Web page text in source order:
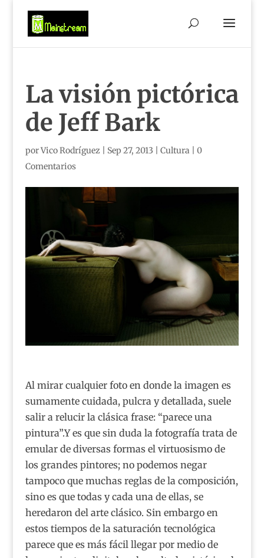
La visión pictórica
de Jeff Bark
porVico Rodríguez Sep 27, 2013 Cultura
0
Comentarios
Al mirar cualquier foto en donde la imagen es
sumamente cuidada, pulcra y detallada, suele
salir a relucir la clásica frase: “parece una
pintura”.Y es que sin duda la fotografía trata de
emular de diversas formas el virtuosismo de
los grandes pintores; no podemos negar
tampoco que muchas reglas de la composición,
sino es que todas y cada una de ellas, se
heredaron del arte clásico. Sin embargo en
estos tiempos de la saturación tecnológica
parece que es más fácil llegar por medio de